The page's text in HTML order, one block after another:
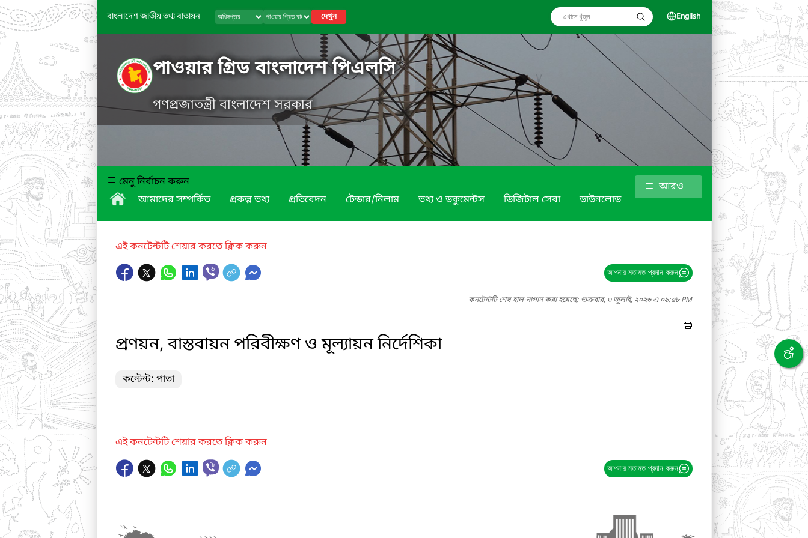
বাংলাদেশ জাতীয় তথ্য বাতায়ন দেখুন English
পাওয়ার গ্রিড বাংলাদেশ পিএলসি
গণপ্রজাতন্ত্রী বাংলাদেশ সরকার
মেনু নির্বাচন করুন
আমাদের সম্পর্কিত
প্রকল্প তথ্য প্রতিবেদন টেন্ডার/নিলাম তথ্য ও ডকুমেন্টস ডিজিটাল সেবা ডাউনলোড
আরও
এই কনটেন্টটি শেয়ার করতে ক্লিক করুন
আপনার মতামত প্রদান করুন
কনটেন্টটি শেষ হাল-নাগাদ করা হয়েছে: শুক্রবার, ৩ জুলাই, ২০২৬ এ ০৯:৫৮ PM
প্রণয়ন, বাস্তবায়ন পরিবীক্ষণ ও মূল্যায়ন নির্দেশিকা
কন্টেন্ট: পাতা
এই কনটেন্টটি শেয়ার করতে ক্লিক করুন
আপনার মতামত প্রদান করুন